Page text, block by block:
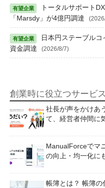
トータルサポート
「Marsdy」が4億円調達
日本円ステーブル
資金調達
(2026/8/7)
創業時に役立つサービス
社長が声をかけあ
て、経営者仲間に
ManualForceでマ
の向上・均一化に
帳簿とは？ 帳簿